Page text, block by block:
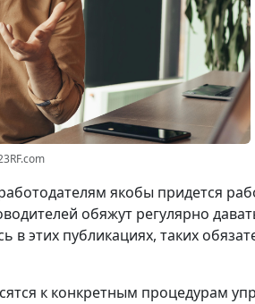
якобы придется
обяжут регулярно
в этих публикациях, таких
к конкретным процедурам